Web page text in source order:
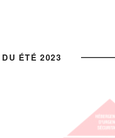
ÉTÉ 2023